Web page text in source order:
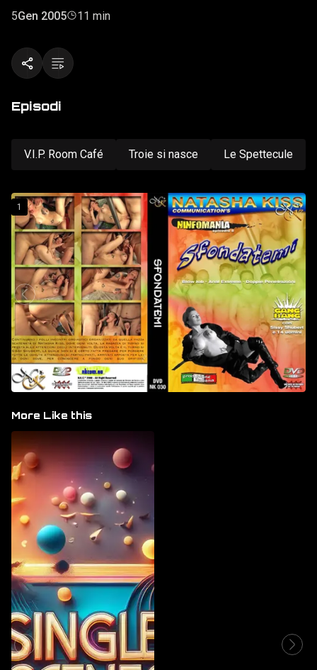
partecipanti, arrivati apposta per lei da ogni dove, per
5Gen 2005 11 min
Episodi
V.I.P. Room Café Troie si nasce Le Spettecule
1
More Like this